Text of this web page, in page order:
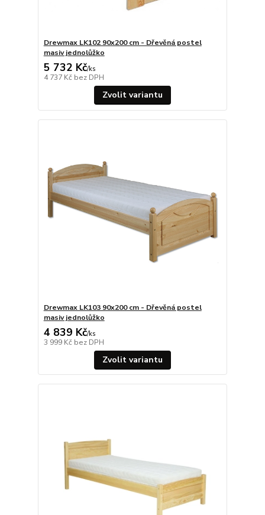
Drewmax LK102 90x200 cm - Dřevěná postel
masiv jednolůžko
5 732 Kč/ks
4 737 Kč bez DPH
Zvolit variantu
Drewmax LK103 90x200 cm - Dřevěná postel
masiv jednolůžko
4 839 Kč/ks
3 999 Kč bez DPH
Zvolit variantu